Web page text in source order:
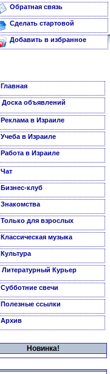
Обратная связь
Сделать стартовой
Добавить в избранное
Главная
Доска объявлений
Реклама в Израиле
Учеба в Израиле
Работа в Израиле
Чат
Бизнес-клуб
Знакомства
Только для взрослых
Классическая музыка
Культура
Литературный Курьер
Субботние свечи
Полезные ссылки
Архив
Новинка!